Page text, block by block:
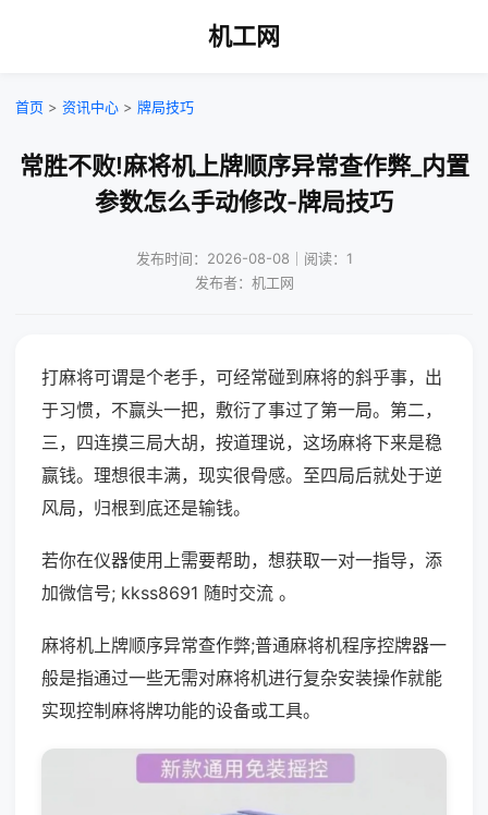
机工网
首页 > 资讯中心 > 牌局技巧
常胜不败!麻将机上牌顺序异常查作弊_内置
参数怎么手动修改-牌局技巧
发布时间：2026-08-08｜阅读：1
发布者：机工网
打麻将可谓是个老手，可经常碰到麻将的斜乎事，出
于习惯，不赢头一把，敷衍了事过了第一局。第二，
三，四连摸三局大胡，按道理说，这场麻将下来是稳
赢钱。理想很丰满，现实很骨感。至四局后就处于逆
风局，归根到底还是输钱。
若你在仪器使用上需要帮助，想获取一对一指导，添
加微信号; kkss8691 随时交流 。
麻将机上牌顺序异常查作弊;普通麻将机程序控牌器一
般是指通过一些无需对麻将机进行复杂安装操作就能
实现控制麻将牌功能的设备或工具。